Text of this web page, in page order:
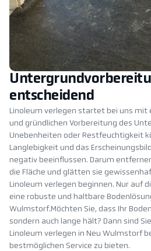
entscheidend
Linoleum verlegen startet bei uns mit
und gründlichen Vorbereitung des
Unebenheiten oder Restfeuchtigkeit
Langlebigkeit und das
negativ beeinflussen. Darum
die Fläche und glätten sie
Linoleum verlegen beginnen. Nur auf
eine robuste und haltbare
Wulmstorf.Möchten Sie, dass Ihr
sondern auch lange hält? Dann sind
Linoleum verlegen in Neu Wulmstorf
bestmöglichen Service zu bieten.